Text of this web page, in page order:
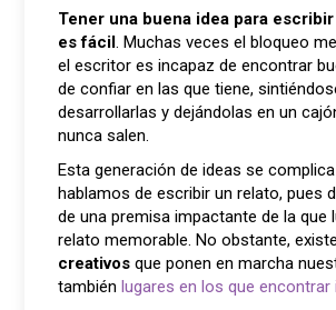
Tener una buena idea para
es fácil. Muchas veces el bloqueo
el escritor es incapaz de encontrar
de confiar en las que tiene,
desarrollarlas y dejándolas en un
nunca salen.
Esta generación de ideas se
hablamos de escribir un relato, pues
de una premisa impactante de la que
relato memorable. No obstante,
creativos que ponen en marcha
tambiénlugares en los que encontrar